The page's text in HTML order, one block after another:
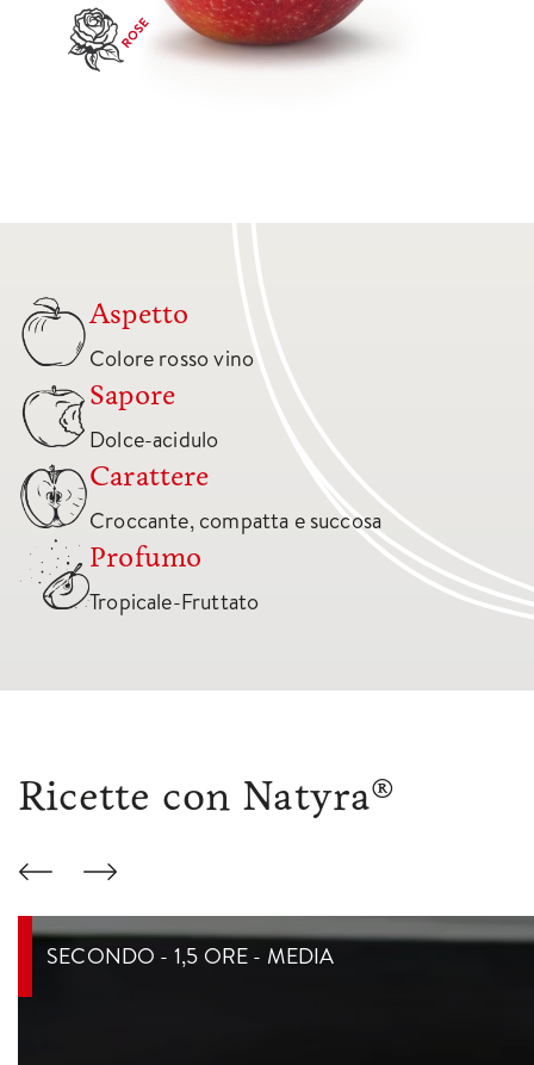
Aspetto
Colore rosso vino
Sapore
Dolce-acidulo
Carattere
Croccante, compatta e succosa
Profumo
Tropicale-Fruttato
Ricette con Natyra®
SECONDO - 1,5 ORE - MEDIA